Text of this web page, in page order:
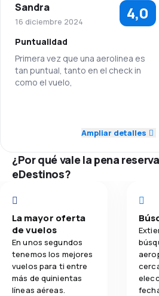
Red de vuelos
Precio de los tiquetes
Comodidad del viaje
Sandra
16 diciembre 2024 4,0
Puntualidad
Primera vez que una aerolinea es
tan puntual, tanto en el check in
como el vuelo,
5,0
Red de vuelos 5,0
3,0
Comodidad del viaje 3,0
Transporte de equipaje 5,0
Comidas 1,0
Ampliar detalles
¿Por qué vale la pena
eDestinos?
La mayor oferta
de vuelos
En unos segundos
tenemos los mejores
vuelos para ti entre
más de quinientas
líneas aéreas.